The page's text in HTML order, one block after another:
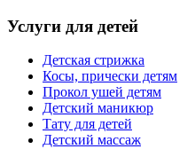
Услуги для детей
Детская стрижка
Косы, прически детям
Прокол ушей детям
Детский маникюр
Тату для детей
Детский массаж